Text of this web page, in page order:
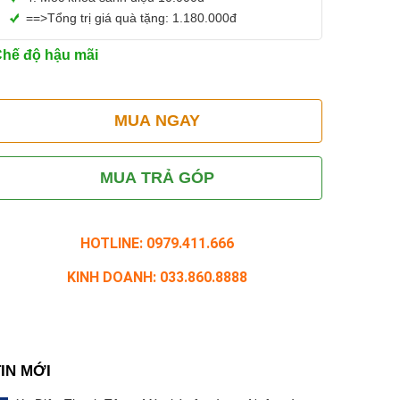
==>Tổng trị giá quà tặng: 1.180.000đ
độ hậu mãi
MUA NGAY
MUA TRẢ GÓP
HOTLINE: 0979.411.666
KINH DOANH: 033.860.8888
MỚI